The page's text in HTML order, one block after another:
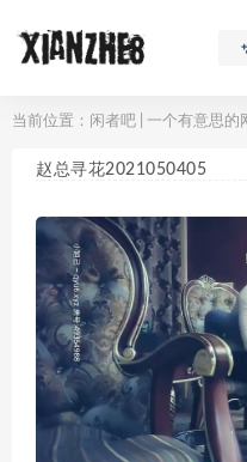
当前位置： 闲者吧 | 一个有意思的
赵总寻花2021050405